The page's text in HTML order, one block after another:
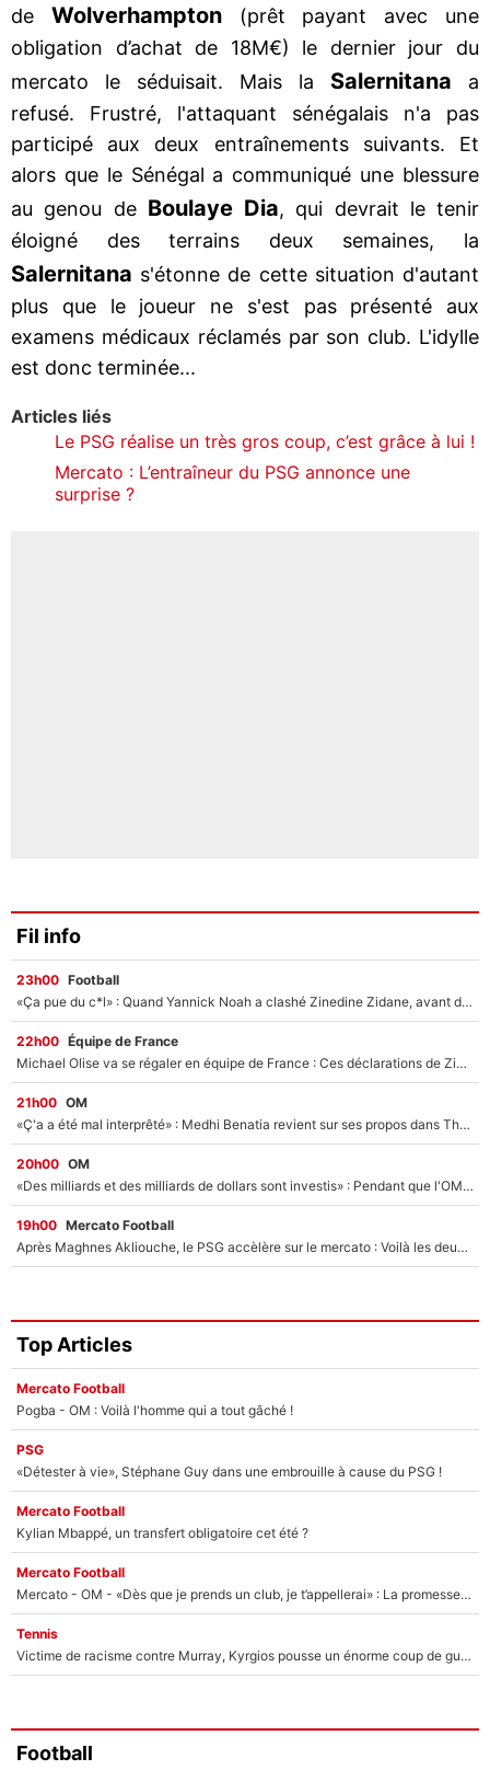
de Wolverhampton(prêt payant avec une
obligation d’achat de 18M€) le dernier jour du
mercato le séduisait. Mais la Salernitana a
refusé. Frustré, l'attaquant sénégalais n'a pas
participé aux deux entraînements suivants. Et
alors que le Sénégal a communiqué une blessure
au genou de Boulaye Dia, qui devrait le tenir
éloigné des terrains deux semaines, la
Salernitana s'étonne de cette situation d'autant
plus que le joueur ne s'est pas présenté aux
examens médicaux réclamés par son club. L'idylle
est donc terminée...
Articles liés
Le PSG réalise un très gros coup, c’est grâce à lui !
Mercato : L’entraîneur du PSG annonce une
surprise ?
Fil info
23h00 Football
«Ça pue du c*l» : Quand Yannick Noah a clashé Zinedine Zidane, avant de se faire recadrer par le nouveau sélectionneur de l'équipe de France !
22h00 Équipe de France
Michael Olise va se régaler en équipe de France : Ces déclarations de Zinedine Zidane qui prouvent qu'il va tout miser sur la star du Bayern Munich !
21h00 OM
«Ç'a a été mal interprêté» : Medhi Benatia revient sur ses propos dans The Bridge et précise ses conditions pour rejoindre le PSG !
20h00 OM
«Des milliards et des milliards de dollars sont investis» : Pendant que l'OM est en pleine crise financière, Frank McCourt lance un nouveau projet à 260M€ !
19h00 Mercato Football
Après Maghnes Akliouche, le PSG accèlère sur le mercato : Voilà les deux nouvelles recrues qui vont signer la semaine prochaine ?
Top Articles
Mercato Football
Pogba - OM : Voilà l'homme qui a tout gâché !
PSG
«Détester à vie», Stéphane Guy dans une embrouille à cause du PSG !
Mercato Football
Kylian Mbappé, un transfert obligatoire cet été ?
Mercato Football
Mercato - OM - «Dès que je prends un club, je t’appellerai» : La promesse de Marcelino au moment de claquer la porte
Tennis
Victime de racisme contre Murray, Kyrgios pousse un énorme coup de gueule !
Football